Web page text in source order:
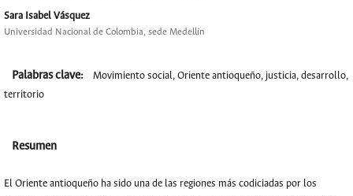
Sara Isabel Vásquez
Universidad Nacional de Colombia, sede Medellín
Palabras clave:
Movimiento social, Oriente antioqueño, justicia, desarrollo,
territorio
Resumen
El Oriente antioqueño ha sido una de las regiones más codiciadas por los